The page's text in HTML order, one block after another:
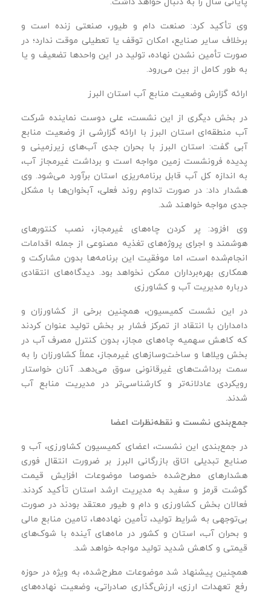
وی تأکید کرد: صنعت دام و طیور، صنعتی زنده است و
برخلاف سایر صنایع، امکان توقف یا تعطیلی موقت ندارد؛ در
صورت تأمین نشدن نهاده، تولید در این واحدها تضعیف و یا
به ‌طور کامل از بین می‌رود.
ارائه گزارش وضعیت منابع آب استان البرز
در بخش دیگری از این نشست، علی دوست نماینده شرکت
آب منطقه‌ای استان البرز با ارائه گزارشی از وضعیت منابع
آبی گفت: استان البرز با بحران جدی آب‌های زیرزمینی و
پدیده فرونشست زمین مواجه است و برداشت غیرمجاز آب،
به ‌اندازه کل آب قابل برنامه‌ریزی استان برآورد می‌شود. وی
هشدار داد: در صورت تداوم روند فعلی، آبخوان‌ها با مشکل
جدی مواجه خواهند شد.
وی افزود: پر کردن چاه‌های غیرمجاز، نصب کنتورهای
هوشمند و اجرای پروژه‌های تغذیه مصنوعی از جمله اقدامات
انجام‌شده است، اما موفقیت این برنامه‌ها بدون مشارکت و
همکاری بهره‌برداران ممکن نخواهد بود. دیدگاه‌های انتقادی
درباره مدیریت آب و کشاورزی
در این نشست کمیسیون، همچنین برخی از کشاورزان و
دامداران با انتقاد از تمرکز فشار بر بخش تولید عنوان کردند
که کاهش سهمیه چاه‌های مجاز، بدون کنترل مصرف آب در
بخش ویلاها و ساخت‌وسازهای غیرمجاز، عملاً کشاورزان را به
سمت برداشت‌های غیرقانونی سوق می‌دهد. آنان خواستار
رویکردی عادلانه‌تر و کارشناسی‌تر در مدیریت منابع آب
شدند.
جمع‌بندی نشست و نقطه‌نظرات اعضا
در جمع‌بندی این نشست، اعضای کمیسیون کشاورزی، آب و
صنایع تبدیلی اتاق بازرگانی البرز بر ضرورت انتقال فوری
هشدارهای مطرح‌شده خصوصا موضوعات افزایش قیمت
گوشت قرمز و سفید به مدیریت ارشد استان تأکید کردند.
فعالان بخش کشاورزی و دام و طیور معتقد بودند در صورت
بی‌توجهی به شرایط تولید، تأمین نهاده‌ها، تامین منابع مالی
و بحران آب، استان و کشور در ماه‌های آینده با شوک‌های
قیمتی و کاهش شدید تولید مواجه خواهد شد.
همچنین پیشنهاد شد موضوعات مطرح‌شده، به‌ ویژه در حوزه
رفع تعهدات ارزی، ارزش‌گذاری صادراتی، وضعیت نهاده‌های